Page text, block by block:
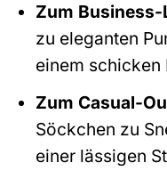
Zum Business-
zu eleganten
einem schicken
Zum Casual-
Söckchen zu
einer lässigen